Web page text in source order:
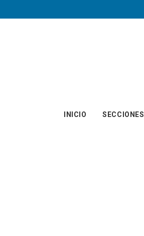
INICIO SECCIONES